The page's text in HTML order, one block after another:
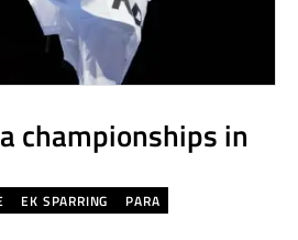
championships in
EK SPARRING
PARA